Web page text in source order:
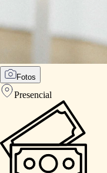
Fotos
Presencial